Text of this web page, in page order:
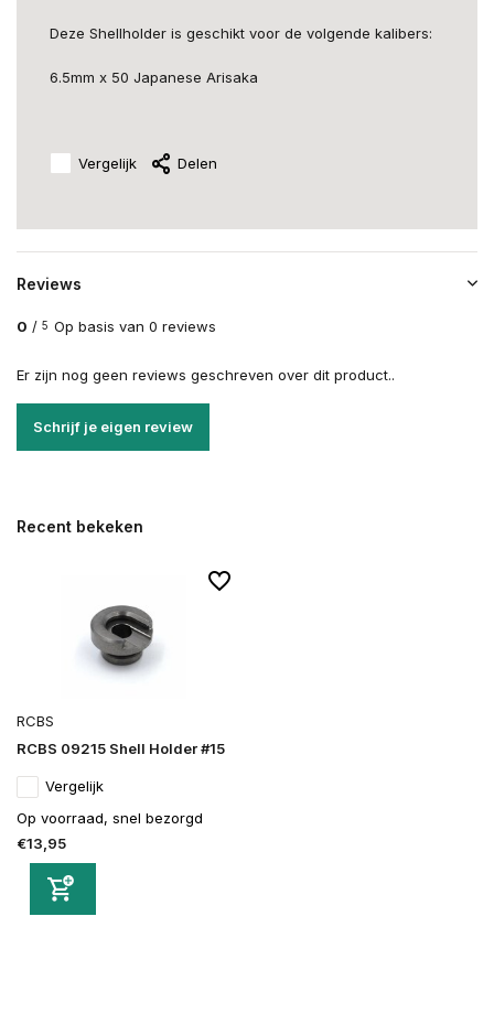
Deze Shellholder is geschikt voor de volgende kalibers:
6.5mm x 50 Japanese Arisaka
Vergelijk Delen
Reviews
0 / 5 Op basis van 0 reviews
Er zijn nog geen reviews geschreven over dit product..
Schrijf je eigen review
Recent bekeken
RCBS
RCBS 09215 Shell Holder #15
Vergelijk
Op voorraad, snel bezorgd
€13,95